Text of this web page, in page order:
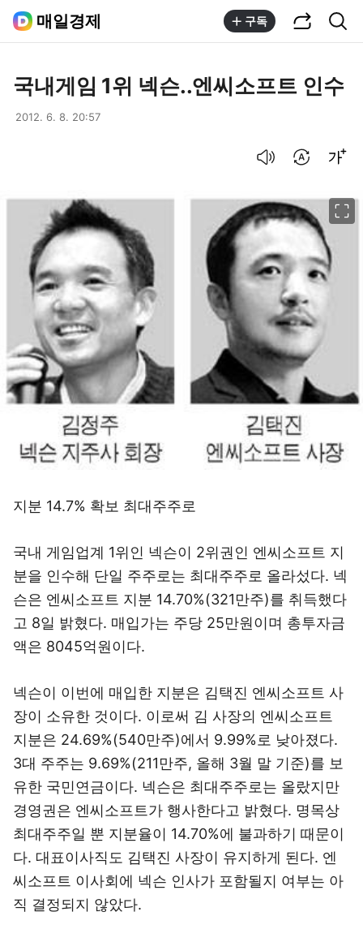
매일경제 구독
국내게임 1위 넥슨..엔씨소프트 인수
2012. 6. 8. 20:57
지분 14.7% 확보 최대주주로
국내 게임업계 1위인 넥슨이 2위권인 엔씨소프트 지
분을 인수해 단일 주주로는 최대주주로 올라섰다. 넥
슨은 엔씨소프트 지분 14.70%(321만주)를 취득했다
고 8일 밝혔다. 매입가는 주당 25만원이며 총투자금
액은 8045억원이다.
넥슨이 이번에 매입한 지분은 김택진 엔씨소프트 사
장이 소유한 것이다. 이로써 김 사장의 엔씨소프트
지분은 24.69%(540만주)에서 9.99%로 낮아졌다.
3대 주주는 9.69%(211만주, 올해 3월 말 기준)를 보
유한 국민연금이다. 넥슨은 최대주주로는 올랐지만
경영권은 엔씨소프트가 행사한다고 밝혔다. 명목상
최대주주일 뿐 지분율이 14.70%에 불과하기 때문이
다. 대표이사직도 김택진 사장이 유지하게 된다. 엔
씨소프트 이사회에 넥슨 인사가 포함될지 여부는 아
직 결정되지 않았다.